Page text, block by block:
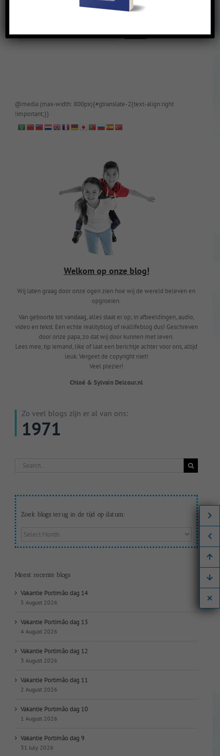
@media (max-width: 800px){#gtranslate-2{text-align:right
!important;}}
Welkom op onze blog!
Wij laten graag door onze ogen zien hoe wij de wereld beleven en
opgroeien.
Van geboorte tot vandaag, alles staat er op; in afbeeldingen, audio,
video en tekst. Een echte realityblog of reallifeblog dus! Geschreven
door onze papa, zo dat wij door kunnen met leven.
Lees mee, tip iemand, like of laat een berichtje achter voor ons, altijd
leuk. Vergeet de copyright niet!
Veel plezier!
Chloé & Sylvain Delcour.nl
Zo veel blogs zijn er al van ons:
1971
Search
Zoek blogs terug in de tijd op datum:
Zoek
op
datum:
Meest recente blogs
Vakantie Portimão dag 14
5 August 2026
Vakantie Portimão dag 13
4 August 2026
Vakantie Portimão dag 12
3 August 2026
Vakantie Portimão dag 11
2 August 2026
Vakantie Portimão dag 10
1 August 2026
Vakantie Portimão dag 9
31 July 2026